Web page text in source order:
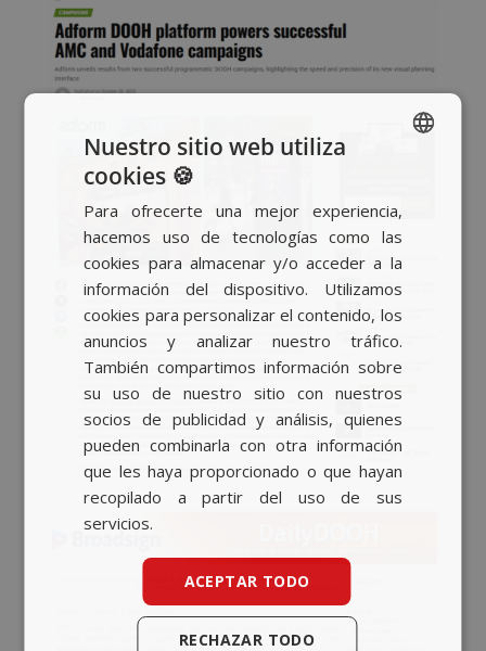
BASQUE
ENGLISH
Nuestro sitio web utiliza
cookies 🍪
Para ofrecerte una mejor experiencia,
hacemos uso de tecnologías como las
cookies para almacenar y/o acceder a la
información del dispositivo. Utilizamos
cookies para personalizar el contenido, los
anuncios y analizar nuestro tráfico.
También compartimos información sobre
su uso de nuestro sitio con nuestros
socios de publicidad y análisis, quienes
pueden combinarla con otra información
que les haya proporcionado o que hayan
recopilado a partir del uso de sus
servicios.
ACEPTAR TODO
RECHAZAR TODO